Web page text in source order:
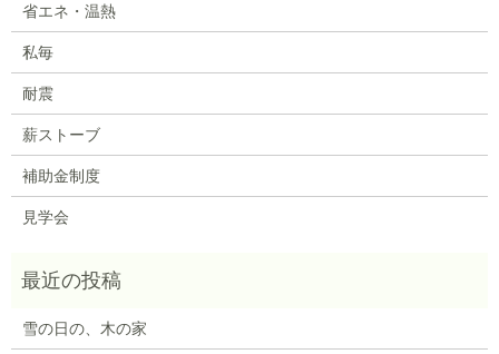
省エネ・温熱
私毎
耐震
薪ストーブ
補助金制度
見学会
雪の日の、木の家